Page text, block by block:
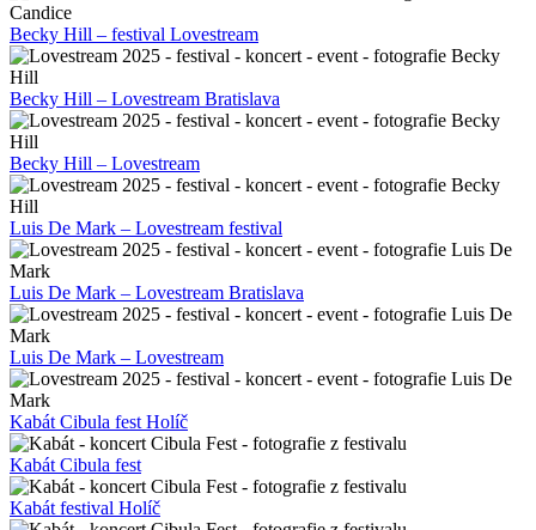
Becky Hill – festival Lovestream
Becky Hill – Lovestream Bratislava
Becky Hill – Lovestream
Luis De Mark – Lovestream festival
Luis De Mark – Lovestream Bratislava
Luis De Mark – Lovestream
Kabát Cibula fest Holíč
Kabát Cibula fest
Kabát festival Holíč